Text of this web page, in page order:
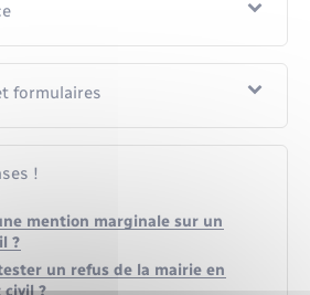
formulaires
!
mention marginale sur un
?
un refus de la mairie en
?